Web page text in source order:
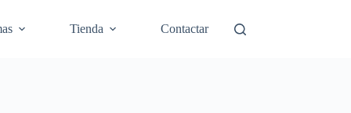
Tienda Contactar